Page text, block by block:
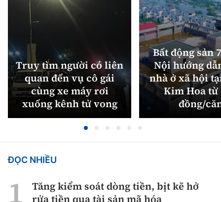
Truy tìm người có liên
quan đến vụ cô gái
cùng xe máy rơi
xuống kênh tử vong
Bất động sản
Nội hướng
nhà ở xã hội
Kim Hoa từ
đồng/
ĐỌC NHIỀU
Tăng kiểm soát dòng tiền, bịt kẽ hở